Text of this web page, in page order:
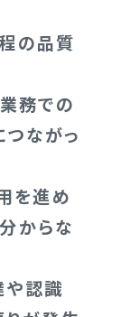
の品質
務での
ながっ
を進め
からな
や認識